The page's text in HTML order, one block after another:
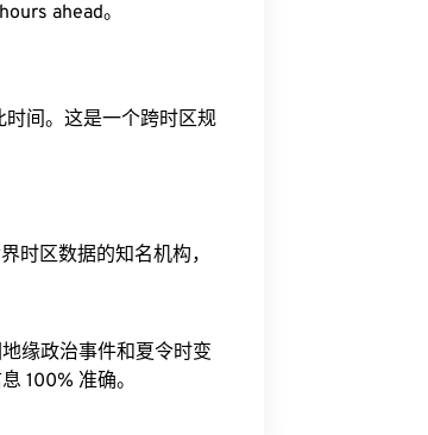
ahead。
时间。这是一个跨时区规
时区数据的知名机构，
缘政治事件和夏令时变
100% 准确。